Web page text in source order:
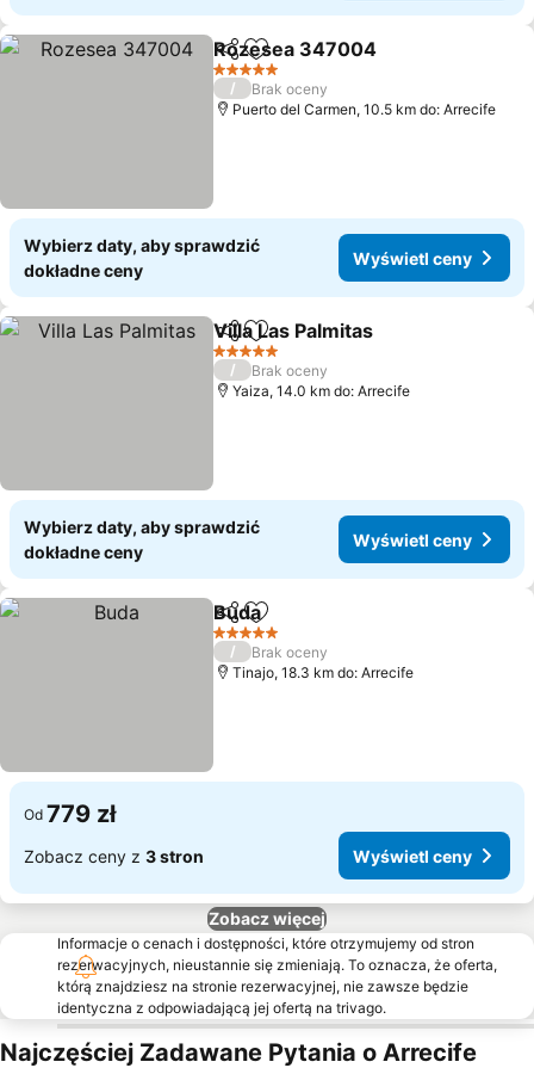
Udostępnij
Dodaj do ulubionych
Rozesea 347004
5 Kategoria
/
Brak oceny
Puerto del Carmen, 10.5 km do: Arrecife
Wybierz daty, aby sprawdzić
dokładne ceny
Wyświetl ceny
Udostępnij
Dodaj do ulubionych
Villa Las Palmitas
5 Kategoria
/
Brak oceny
Yaiza, 14.0 km do: Arrecife
Wybierz daty, aby sprawdzić
dokładne ceny
Wyświetl ceny
UdostępnijDodaj do ulubionych
Buda
5 Kategoria
/
Brak oceny
Tinajo, 18.3 km do: Arrecife
Od 779 zł
Zobacz ceny z 3 stron Wyświetl ceny
Zobacz więcej
Informacje o cenach i dostępności, które otrzymujemy od stron
rezerwacyjnych, nieustannie się zmieniają. To oznacza, że oferta,
którą znajdziesz na stronie rezerwacyjnej, nie zawsze będzie
identyczna z odpowiadającą jej ofertą na trivago.
Najczęściej Zadawane Pytania o Arrecife